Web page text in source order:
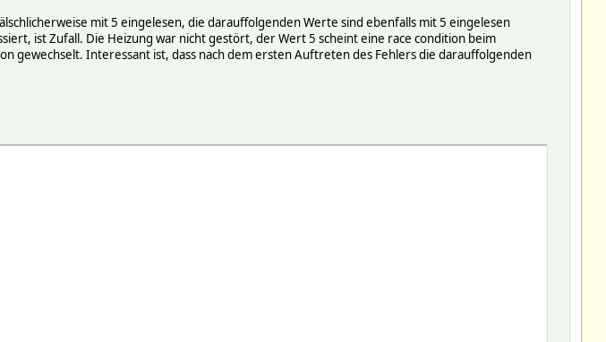
mit 5 eingelesen, die darauffolgenden Werte sind ebenfalls mit 5 eingelesen
ist Zufall. Die Heizung war nicht gestört, der Wert 5 scheint eine race condition beim
gewechselt. Interessant ist, dass nach dem ersten Auftreten des Fehlers die darauffolgenden